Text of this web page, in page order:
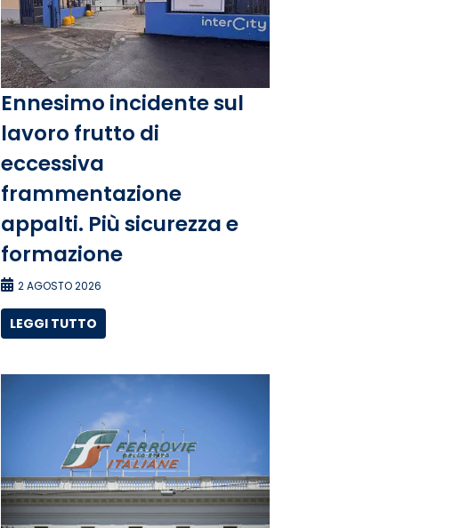
Ennesimo incidente sul
lavoro frutto di
eccessiva
frammentazione
appalti. Più sicurezza e
formazione
2 AGOSTO 2026
LEGGI TUTTO